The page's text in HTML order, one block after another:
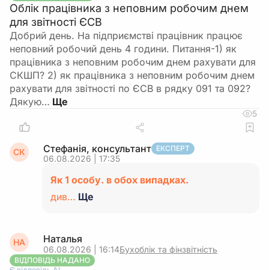
Облік працівника з неповним робочим днем
для звітності ЄСВ
Добрий день. На підприємстві працівник працює
неповний робочий день 4 години. Питання-1) як
працівника з неповним робочим днем рахувати для
СКШП? 2) як працівника з неповним робочим днем
рахувати для звітності по ЄСВ в рядку 091 та 092?
Дякую…
5
СК Стефанія, консультант ЕКСПЕРТ
06.08.2026 | 17:35
Як 1 особу. в обох випадках.
див… Ще
НА Наталья
06.08.2026 | 16:14Бухоблік та фінзвітність
ВІДПОВІДЬ НАДАНО